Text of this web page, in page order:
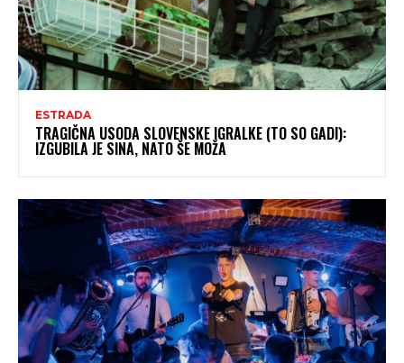
ESTRADA
TRAGIČNA USODA SLOVENSKE IGRALKE (TO SO GADI):
IZGUBILA JE SINA, NATO ŠE MOŽA